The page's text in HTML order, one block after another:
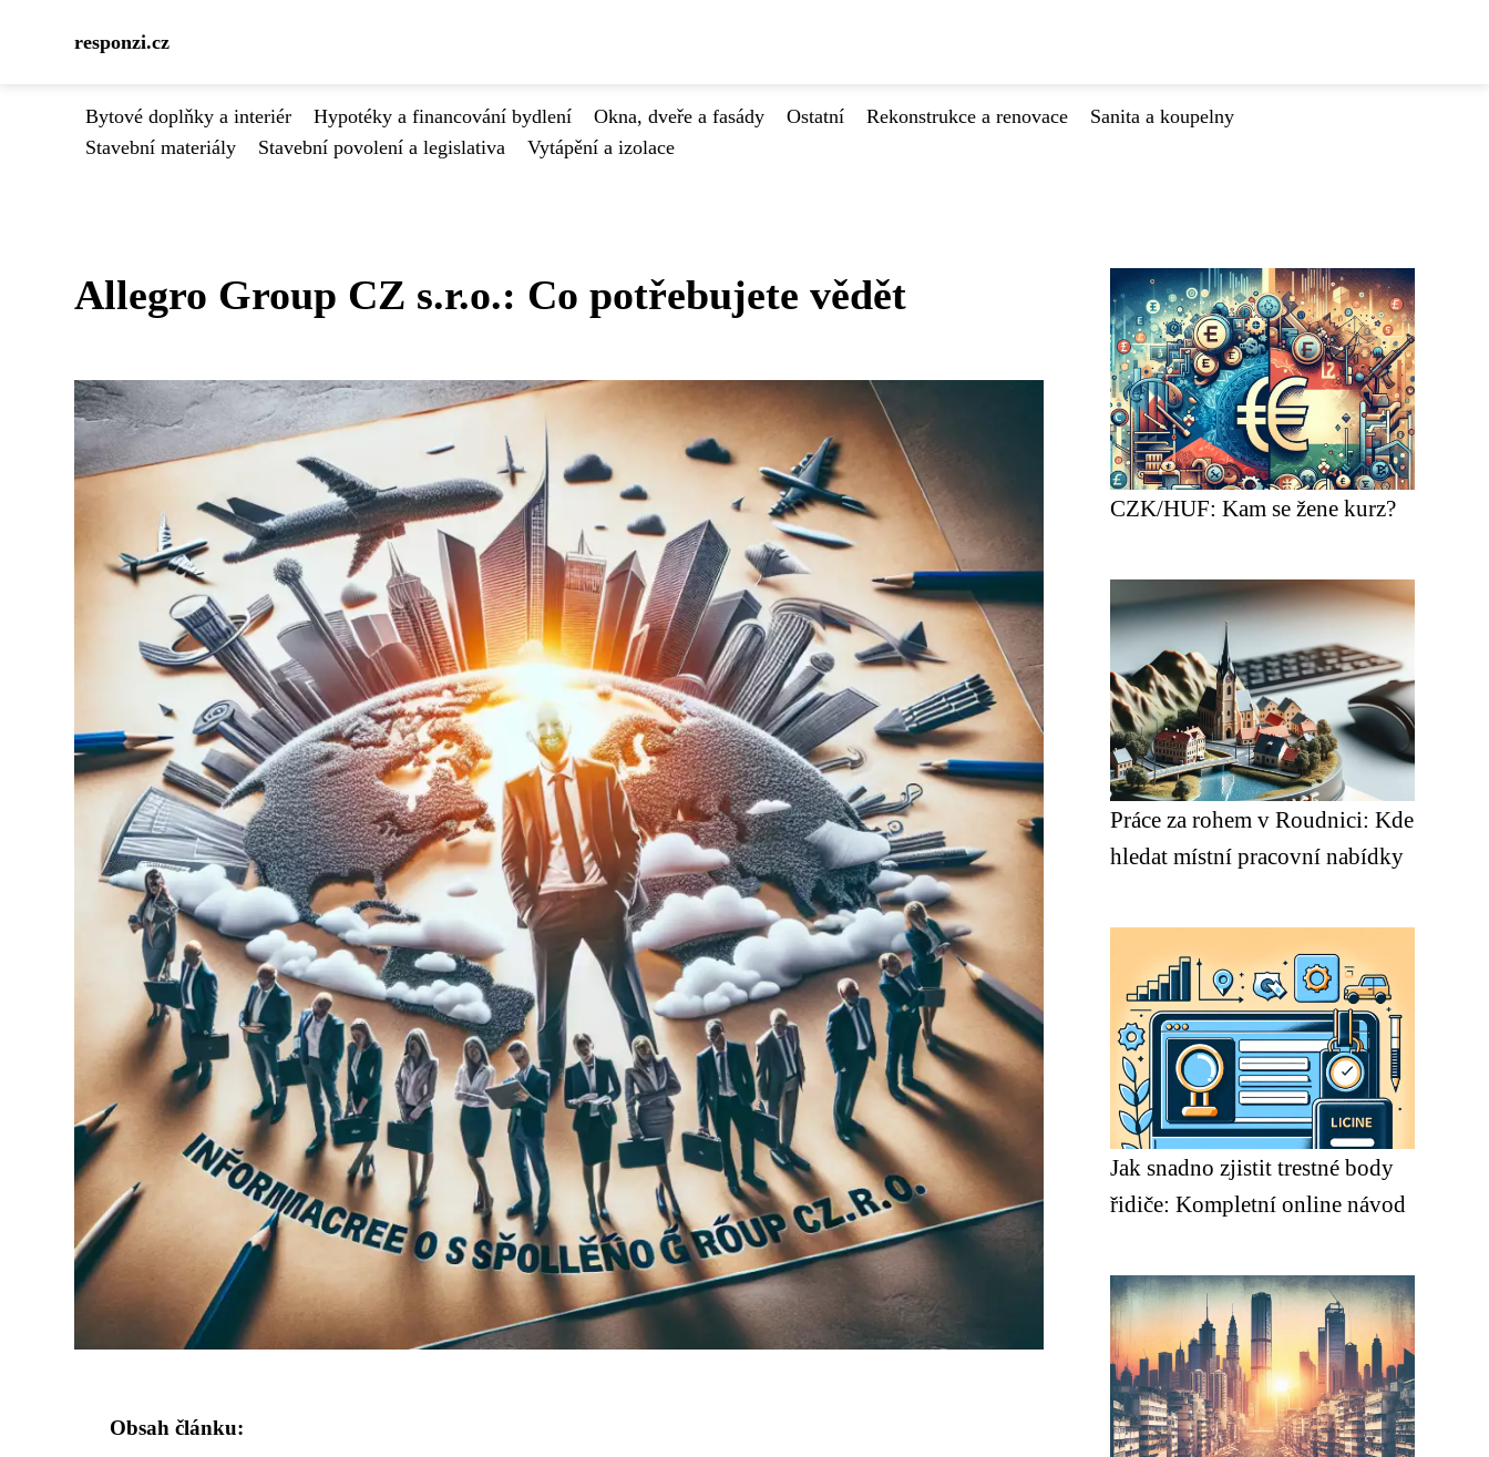
responzi.cz
Bytové doplňky a interiér Hypotéky a financování bydlení Okna, dveře a fasády Ostatní Rekonstrukce a renovace
Sanita a koupelny
Stavební materiály
Stavební povolení a legislativa Vytápění a izolace
Allegro Group CZ s.r.o.: Co potřebujete vědět
Obsah článku:
CZK/HUF: Kam se žene kurz?
Práce za rohem v Roudnici: Kde
hledat místní pracovní nabídky
Jak snadno zjistit trestné body
řidiče: Kompletní online návod